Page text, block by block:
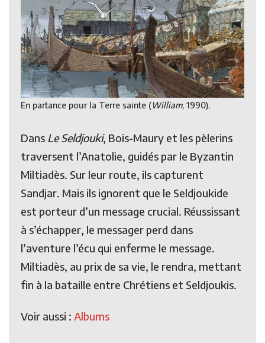
En partance pour la Terre sainte (William, 1990).
Dans Le Seldjouki, Bois-Maury et les pèlerins
traversent l’Anatolie, guidés par le Byzantin
Miltiadès. Sur leur route, ils capturent
Sandjar. Mais ils ignorent que le Seldjoukide
est porteur d’un message crucial. Réussissant
à s’échapper, le messager perd dans
l’aventure l’écu qui enferme le message.
Miltiadès, au prix de sa vie, le rendra, mettant
fin à la bataille entre Chrétiens et Seldjoukis.
Voir aussi : Albums